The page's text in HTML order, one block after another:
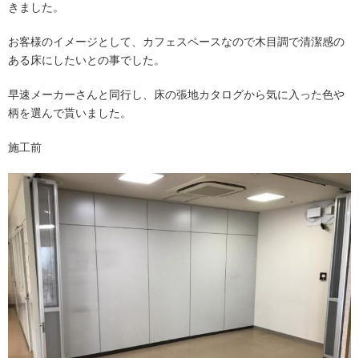
きました。
お客様のイメージとして、カフェスペースなので木目調で清潔感の
ある床にしたいとの事でした。
早速メーカーさんと同行し、床の張地カタログから気に入った色や
柄を選んで貰いました。
施工前